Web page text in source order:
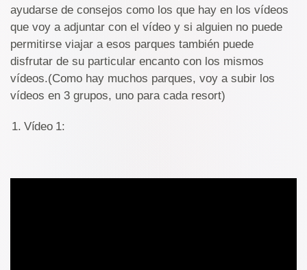
ayudarse de consejos como los que hay en los vídeos
que voy a adjuntar con el vídeo y si alguien no puede
permitirse viajar a esos parques también puede
disfrutar de su particular encanto con los mismos
vídeos.(Como hay muchos parques, voy a subir los
vídeos en 3 grupos, uno para cada resort)
Vídeo 1: